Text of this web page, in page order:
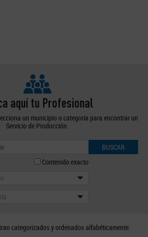
aquí tu Profesional
un municipio o categoría para encontrar un
Servicio de Producción.
BUSCAR
Contenido exacto
categorizados y ordenados alfabéticamente.